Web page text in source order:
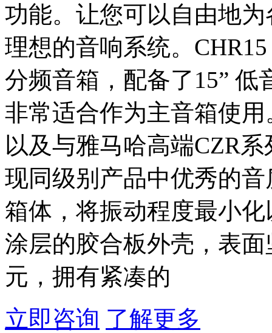
功能。让您可以自由地
理想的音响系统。
分频音箱，配备了15” 低
非常适合作为主音箱使
以及与雅马哈高端CZR
现同级别产品中优秀的
箱体，将振动程度最小
涂层的胶合板外壳，表
元，拥有紧凑的
立即咨询 了解更多